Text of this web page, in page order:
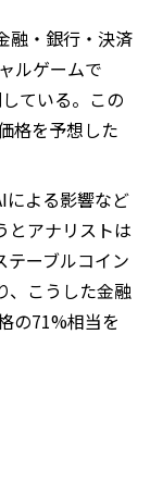
融・銀行・決済
ルゲームで
ている。この
格を予想した
による影響など
とアナリストは
テーブルコイン
、こうした金融
の71%相当を